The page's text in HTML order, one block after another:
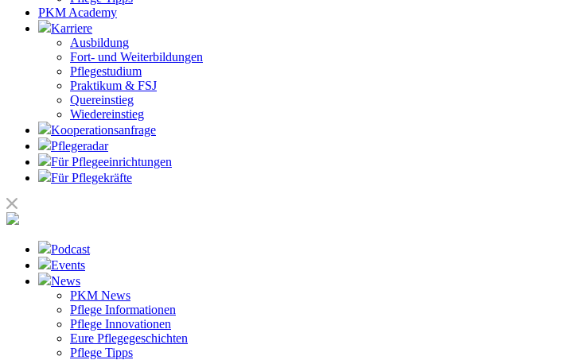
PKM Academy
Karriere
Ausbildung
Fort- und Weiterbildungen
Pflegestudium
Praktikum & FSJ
Quereinstieg
Wiedereinstieg
Kooperationsanfrage
Pflegeradar
Für Pflegeeinrichtungen
Für Pflegekräfte
Podcast
Events
News
PKM News
Pflege Informationen
Pflege Innovationen
Eure Pflegegeschichten
Pflege Tipps